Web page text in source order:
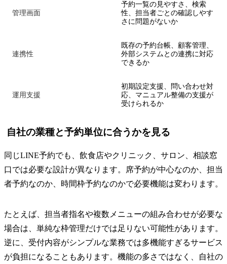
管理画面
予約一覧の見やすさ、検索
性、担当者ごとの確認しやす
さに問題がないか
連携性
既存の予約台帳、顧客管理、
外部システムとの連携に対応
できるか
運用支援
初期設定支援、問い合わせ対
応、マニュアル整備の支援が
受けられるか
自社の業種と予約単位に合うかを見る
同じLINE予約でも、飲食店やクリニック、サロン、相談窓
口では必要な設計が異なります。席予約が中心なのか、担当
者予約なのか、時間枠予約なのかで必要機能は変わります。
たとえば、担当者指名や複数メニューの組み合わせが必要な
場合は、単純な枠管理だけでは足りない可能性があります。
逆に、受付内容がシンプルな業務では多機能すぎるサービス
が負担になることもあります。機能の多さではなく、自社の